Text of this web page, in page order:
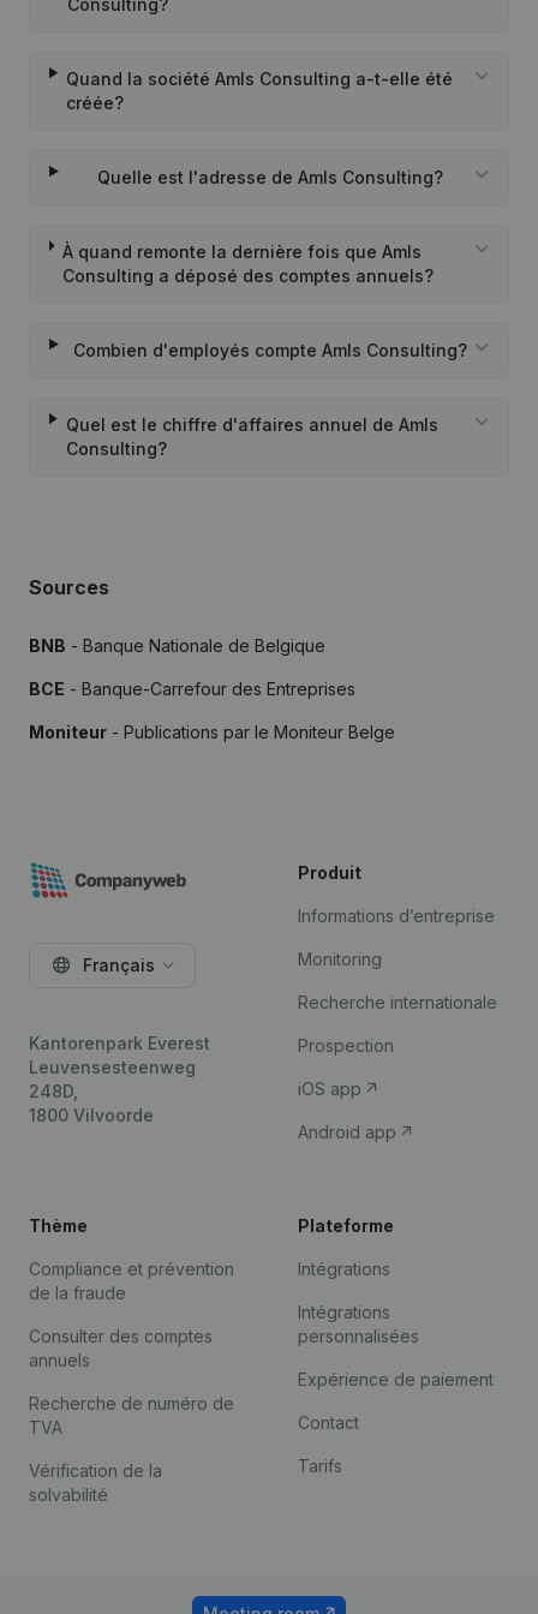
Consulting?
Quand la société Amls Consulting a-t-elle été
créée?
Quelle est l'adresse de Amls Consulting?
À quand remonte la dernière fois que Amls
Consulting a déposé des comptes annuels?
Combien d'employés compte Amls Consulting?
Quel est le chiffre d'affaires annuel de Amls
Consulting?
Sources
BNB - Banque Nationale de Belgique
BCE - Banque-Carrefour des Entreprises
Moniteur - Publications par le Moniteur Belge
Français
Kantorenpark Everest
Leuvensesteenweg
248D,
1800 Vilvoorde
Produit
Informations d’entreprise
Monitoring
Recherche internationale
Prospection
iOS app
Android app
Thème
Compliance et prévention
de la fraude
Consulter des comptes
annuels
Recherche de numéro de
TVA
Vérification de la
solvabilité
Plateforme
Intégrations
Intégrations
personnalisées
Expérience de paiement
Contact
Tarifs